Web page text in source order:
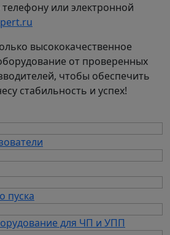
или электронной
высококачественное
от проверенных
чтобы обеспечить
стабильность и успех!
пуска
для ЧП и УПП